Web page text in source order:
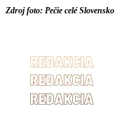
Zdroj foto: Pečie celé Slovensko